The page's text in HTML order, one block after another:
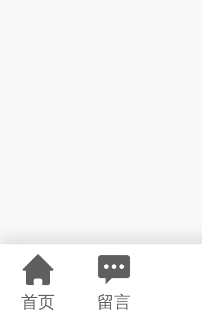
首页 留言